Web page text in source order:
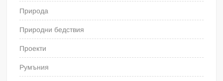
Природа
Природни бедствия
Проекти
Румъния